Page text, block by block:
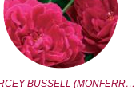
DARCEY BUSSELL (MONFERRATO) (Дарси Басл)